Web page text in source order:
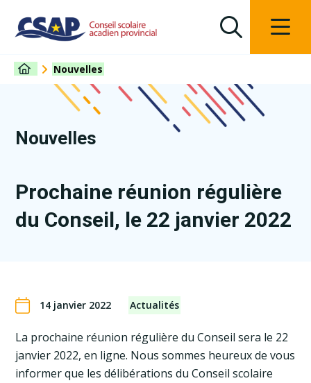
Nouvelles
Nouvelles
Prochaine réunion régulière
du Conseil, le 22 janvier 2022
14 janvier 2022 Actualités
La prochaine réunion régulière du Conseil sera le 22
janvier 2022, en ligne. Nous sommes heureux de vous
informer que les délibérations du Conseil scolaire